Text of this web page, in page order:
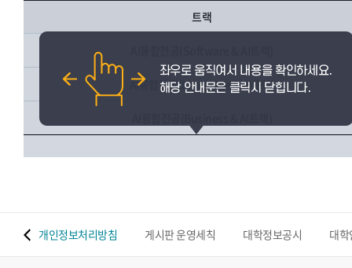
트랙
AI융합전공(Language & AI트랙)
개인정보처리방침 게시판 운영세칙 대학정보공시 대